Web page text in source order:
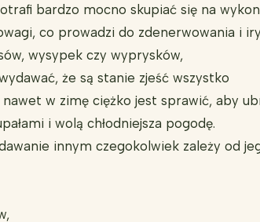
bardzo mocno skupiać się na
co prowadzi do zdenerwowania i
wysypek czy wyprysków,
że są stanie zjeść wszystko
w zimę ciężko jest sprawić, aby
i wolą chłodniejsza pogodę.
innym czegokolwiek zależy od